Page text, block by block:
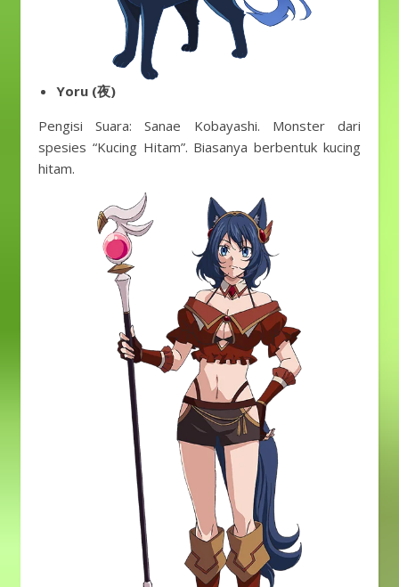
Yoru (夜)
Pengisi Suara: Sanae Kobayashi. Monster dari
spesies “Kucing Hitam”. Biasanya berbentuk kucing
hitam.